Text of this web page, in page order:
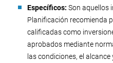
Específicos: Son aquellos
Planificación recomienda
calificadas como
aprobados mediante
las condiciones, el